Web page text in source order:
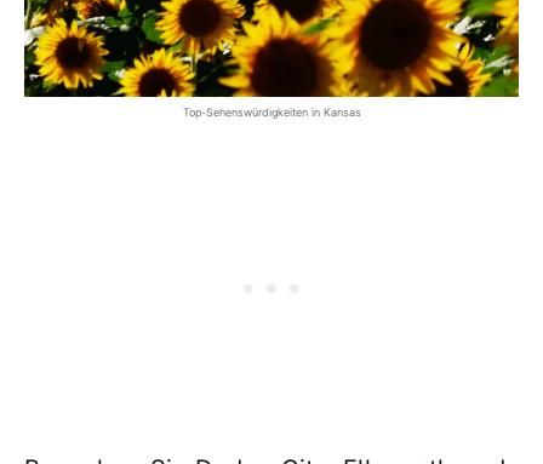
Top-Sehenswürdigkeiten in Kansas